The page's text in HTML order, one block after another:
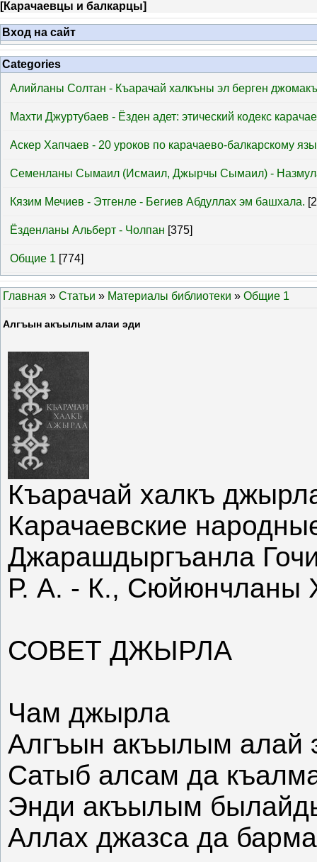
[Карачаевцы и балкарцы]
Вход на сайт
Categories
Алийланы Солтан - Къарачай халкъны эл берген
Махти Джуртубаев - Ёзден адет: этический кодекс
Аскер Хапчаев - 20 уроков по карачаево-балкарскому
Семенланы Сымаил (Исмаил, Джырчы Сымаил) -
Кязим Мечиев - Этгенле - Бегиев Абдуллах эм башхала.
Ёзденланы Альберт - Чолпан [375]
Общие 1 [774]
Главная » Статьи » Материалы библиотеки » Общие 1
Алгъын акъылым алаи эди
Къарачай халкъ
Карачаевские
Джарашдыргъанла
Р. А. - К., Сюйюнчланы
СОВЕТ ДЖЫРЛА
Чам джырла
Алгъын акъылым алай
Сатыб алсам да
Энди акъылым
Аллах джазса да